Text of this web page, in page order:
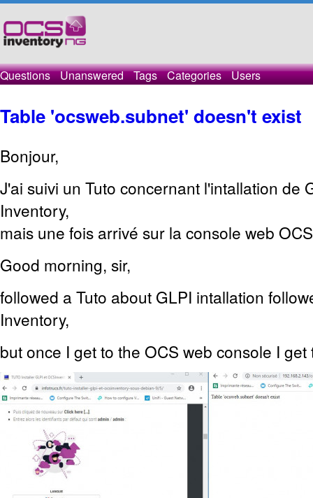
Questions Unanswered Tags Categories Users
Table 'ocsweb.subnet' doesn't exist
Bonjour,
J'ai suivi un Tuto concernant l'intallation de
Inventory,
mais une fois arrivé sur la console web
Good morning, sir,
followed a Tuto about GLPI intallation
Inventory,
but once I get to the OCS web console I get